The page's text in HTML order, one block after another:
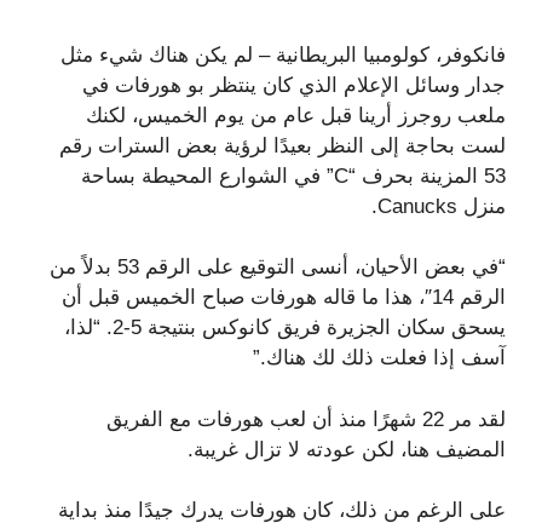
فانكوفر، كولومبيا البريطانية – لم يكن هناك شيء مثل
جدار وسائل الإعلام الذي كان ينتظر بو هورفات في
ملعب روجرز أرينا قبل عام من يوم الخميس، لكنك
لست بحاجة إلى النظر بعيدًا لرؤية بعض السترات رقم
53 المزينة بحرف “C” في الشوارع المحيطة بساحة
منزل Canucks.
“في بعض الأحيان، أنسى التوقيع على الرقم 53 بدلاً من
الرقم 14″، هذا ما قاله هورفات صباح الخميس قبل أن
يسحق سكان الجزيرة فريق كانوكس بنتيجة 5-2. “لذا،
آسف إذا فعلت ذلك لك هناك.”
لقد مر 22 شهرًا منذ أن لعب هورفات مع الفريق
المضيف هنا، لكن عودته لا تزال غريبة.
على الرغم من ذلك، كان هورفات يدرك جيدًا منذ بداية